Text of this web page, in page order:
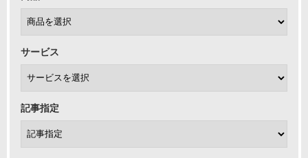
サービス
記事指定